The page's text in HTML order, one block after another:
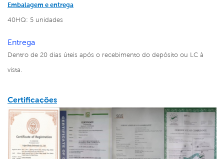
Embalagem e entrega
40HQ: 5 unidades
Entrega
Dentro de 20 dias úteis após o recebimento do depósito ou LC à
vista.
Certificações